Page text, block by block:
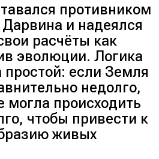
противником
и надеялся
расчёты как
эволюции. Логика
простой: если Земля
недолго,
могла происходить
чтобы привести к
живых